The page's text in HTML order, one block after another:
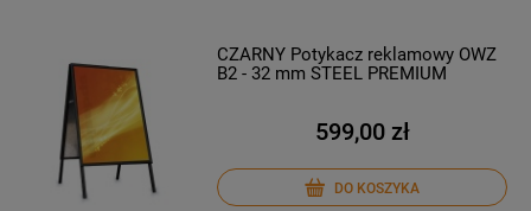
CZARNY Potykacz reklamowy OWZ
B2 - 32 mm STEEL PREMIUM
599,00 zł
DO KOSZYKA